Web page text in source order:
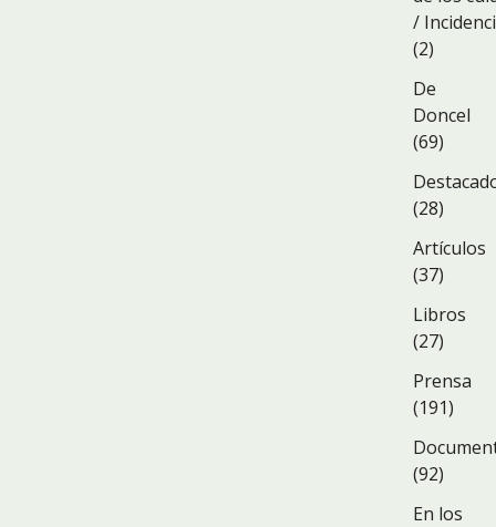
/
(2)
De
Doncel
(69)
(28)
Artículos
(37)
Libros
(27)
Prensa
(191)
(92)
En los